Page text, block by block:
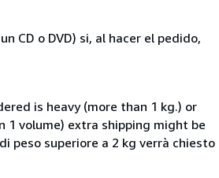
CD o DVD) si, al hacer el pedido,
is heavy (more than 1 kg.) or
volume) extra shipping might be
peso superiore a 2 kg verrà chiesto